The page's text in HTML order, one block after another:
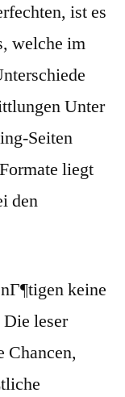
ist es
welche im
Unter
Seiten
liegt
den
keine
leser
Chancen,